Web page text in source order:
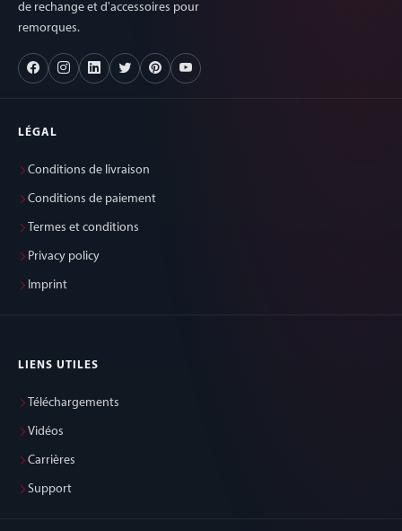
de rechange et d'accessoires pour
remorques.
LÉGAL
Conditions de livraison
Conditions de paiement
Termes et conditions
Privacy policy
Imprint
LIENS UTILES
Téléchargements
Vidéos
Carrières
Support